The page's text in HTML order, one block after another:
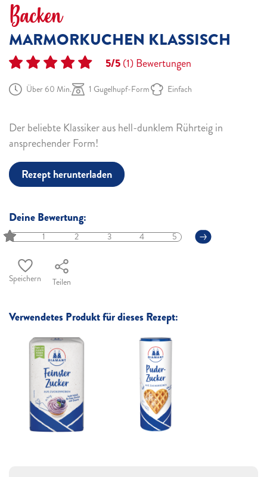
Backen
MARMORKUCHEN KLASSISCH
5/5(1)Bewertungen
Über 60 Min. 1 Gugelhupf-Form Einfach
Der beliebte Klassiker aus hell-dunklem Rührteig in
ansprechender Form!
Rezept herunterladen
Deine Bewertung:
1 2 3 4 5
Speichern Teilen
Verwendetes Produkt für dieses Rezept: